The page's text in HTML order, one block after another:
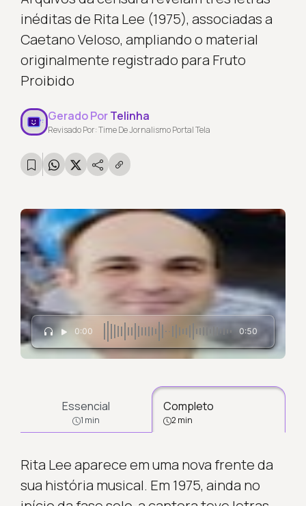
inéditas de Rita Lee (1975), associadas a
Caetano Veloso, ampliando o material
originalmente registrado para Fruto
Proibido
Gerado PorTelinha
Revisado Por: Time De Jornalismo Portal Tela
0:00 0:50
Essencial
1 min
Completo
2 min
Rita Lee aparece em uma nova frente da
sua história musical. Em 1975, ainda no